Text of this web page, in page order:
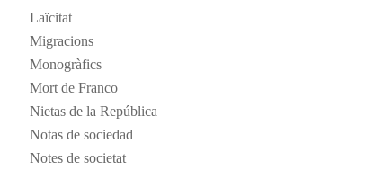
Laïcitat
Migracions
Monogràfics
Mort de Franco
Nietas de la República
Notas de sociedad
Notes de societat